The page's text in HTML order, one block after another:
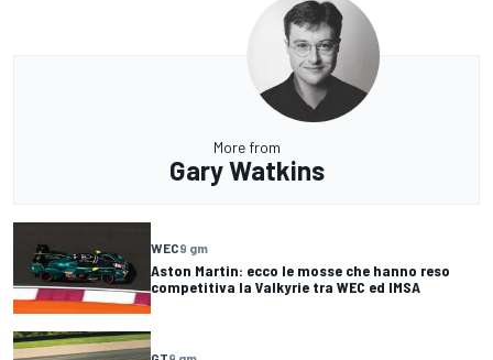
More from
Gary Watkins
WEC9 gm
Aston Martin: ecco le mosse che hanno reso
competitiva la Valkyrie tra WEC ed IMSA